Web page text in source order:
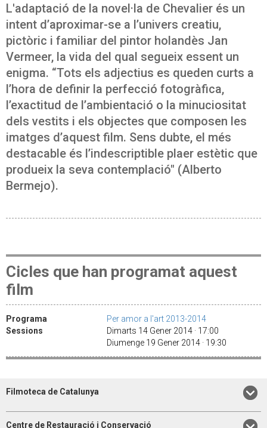
L'adaptació de la novel·la de Chevalier és un
intent d’aproximar-se a l’univers creatiu,
pictòric i familiar del pintor holandès Jan
Vermeer, la vida del qual segueix essent un
enigma. “Tots els adjectius es queden curts a
l’hora de definir la perfecció fotogràfica,
l’exactitud de l’ambientació o la minuciositat
dels vestits i els objectes que composen les
imatges d’aquest film. Sens dubte, el més
destacable és l’indescriptible plaer estètic que
produeix la seva contemplació" (Alberto
Bermejo).
Cicles que han programat aquest
film
Programa
Per amor a l'art 2013-2014
Sessions
Dimarts 14 Gener 2014 · 17:00
Diumenge 19 Gener 2014 · 19:30
Filmoteca de Catalunya
Centre de Restauració i Conservació